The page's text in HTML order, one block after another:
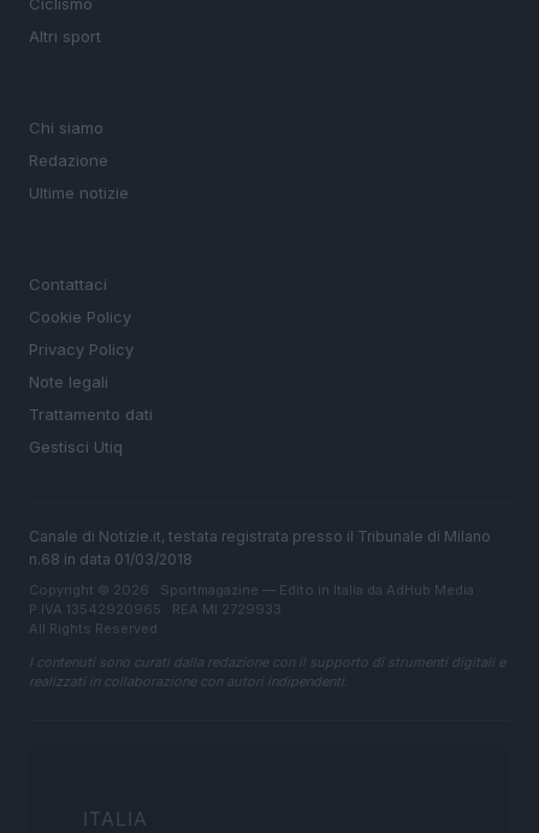
Ciclismo
Altri sport
Chi siamo
Redazione
Ultime notizie
Contattaci
Cookie Policy
Privacy Policy
Note legali
Trattamento dati
Gestisci Utiq
Canale di Notizie.it, testata registrata presso il Tribunale di Milano
n.68 in data 01/03/2018
Copyright © 2026 · Sportmagazine — Edito in Italia da AdHub Media
P.IVA 13542920965 · REA MI 2729933
All Rights Reserved
I contenuti sono curati dalla redazione con il supporto di strumenti digitali e
realizzati in collaborazione con autori indipendenti.
ITALIA